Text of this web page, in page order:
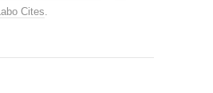
Labo Cites